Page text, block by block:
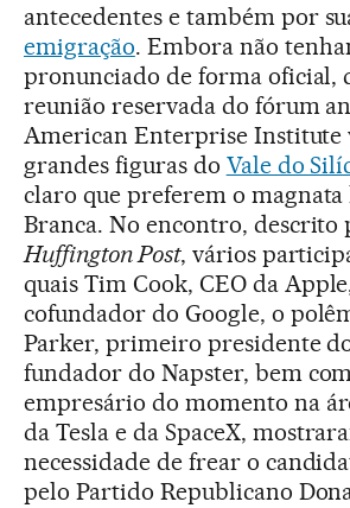
antecedentes e também por
emigração. Embora não
pronunciado de forma oficial,
reunião reservada do fórum
American Enterprise Institute
grandes figuras do Vale do
claro que preferem o magnata
Branca. No encontro, descrito
Huffington Post, vários
quais Tim Cook, CEO da
cofundador do Google, o
Parker, primeiro presidente
fundador do Napster, bem
empresário do momento na
da Tesla e da SpaceX,
necessidade de frear o
pelo Partido Republicano